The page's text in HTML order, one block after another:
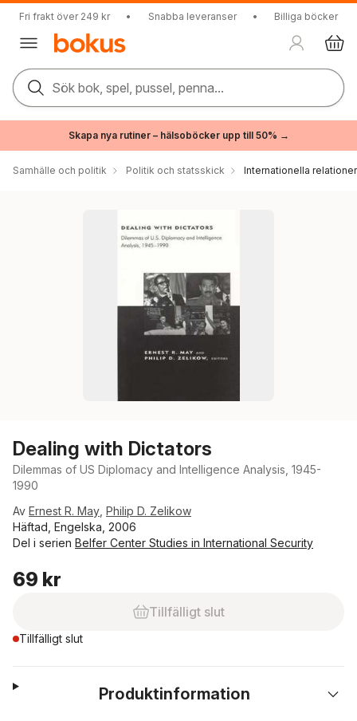
Fri frakt över 249 kr • Snabba leveranser • Billiga böcker
Sök bok, spel, pussel, penna...
Skapa nya rutiner – hälsoböcker upp till 50% →
Samhälle och politik Politik och statsskick Internationella relationer
Dealing with Dictators
Dilemmas of US Diplomacy and Intelligence Analysis, 1945-
1990
Av Ernest R. May Philip D. Zelikow
Häftad, Engelska, 2006
Del i serien Belfer Center Studies in International Security
69 kr
Tillfälligt slut
Tillfälligt slut
Produktinformation